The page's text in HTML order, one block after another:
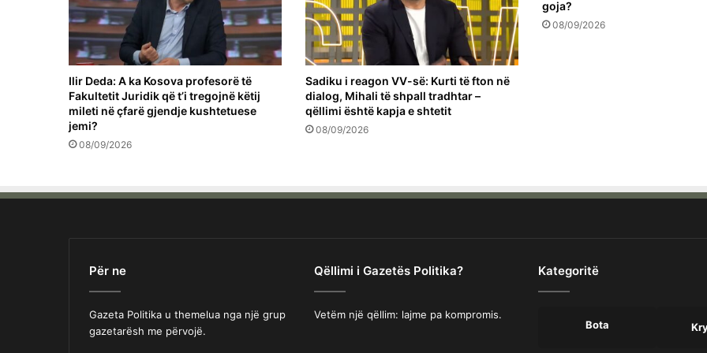
Ilir Deda: A ka Kosova profesorë të
Fakultetit Juridik që t’i tregojnë këtij
mileti në çfarë gjendje kushtetuese
jemi?
08/09/2026
Sadiku i reagon VV-së: Kurti të fton në
dialog, Mihali të shpall tradhtar –
qëllimi është kapja e shtetit
08/09/2026
goja?
08/09/2026
Për ne
Gazeta Politika u themelua nga një grup
gazetarësh me përvojë.
Qëllimi i Gazetës Politika?
Vetëm një qëllim: lajme pa kompromis.
Kategoritë
Bota